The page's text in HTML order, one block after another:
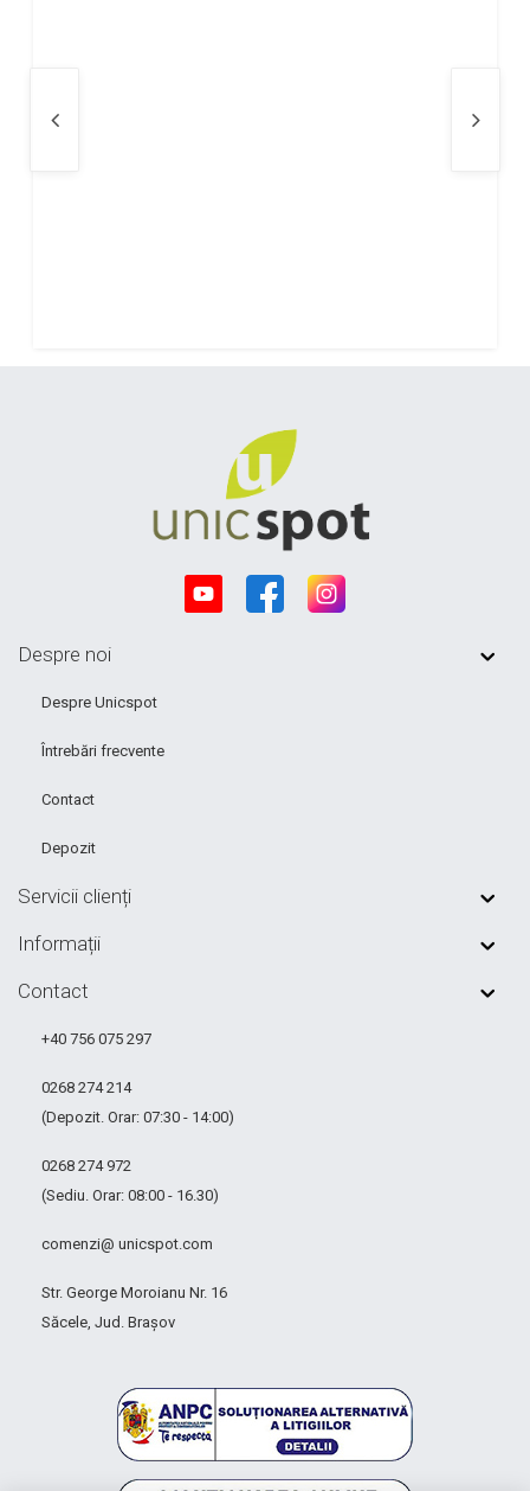
Despre noi
Despre Unicspot
Întrebări frecvente
Contact
Depozit
Servicii clienți
Informații
Contact
+40 756 075 297
0268 274 214
(Depozit. Orar: 07:30 - 14:00)
0268 274 972
(Sediu. Orar: 08:00 - 16.30)
comenzi@ unicspot.com
Str. George Moroianu Nr. 16
Săcele, Jud. Brașov